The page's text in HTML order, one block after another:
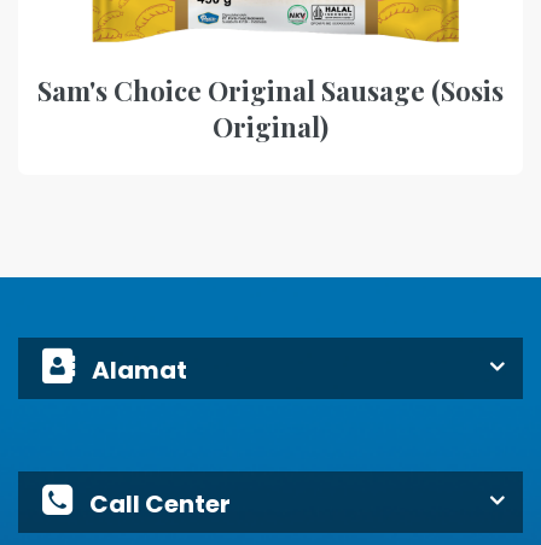
Sam's Choice Original Sausage (Sosis
Original)
Alamat
Call Center